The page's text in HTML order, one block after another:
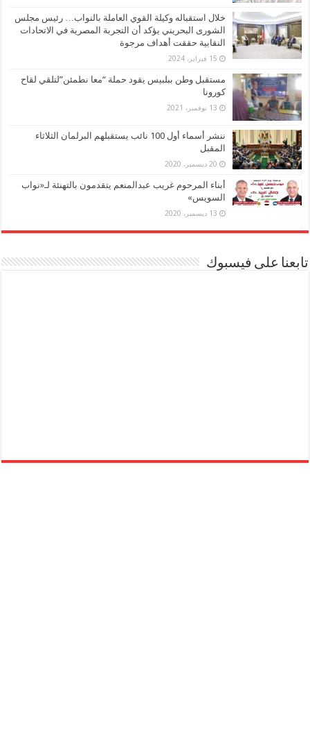
خلال استقباله وكيلة القوي العاملة بالنواب… رئيس مجلس
الشورى البحريني يؤكد أن التجربة المصرية في الاتحادات
النقابية حققت أهداف مرجوة
15 فبراير، 2024
مستقبل وطن ببلبيس يقود حملة “معا نطمئن”لتلقي لقاح
كورونا
13 نوفمبر، 2021
ننشر أسماء أول 100 نائب يستقبلهم البرلمان الثلاثاء
المقبل
20 ديسمبر، 2020
أبناء المرحوم غريب عبدالمنعم يتقدمون بالتهنئة لـ«نواب
السويس»
13 ديسمبر، 2020
تابعنا على فيسبوك